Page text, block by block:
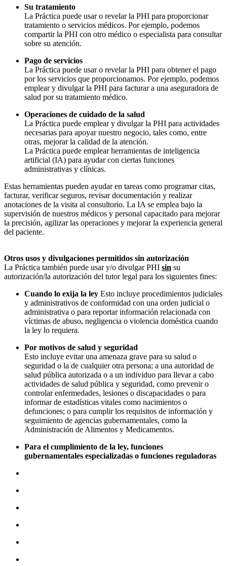
Su tratamiento
La Práctica puede usar o revelar la PHI para proporcionar
tratamiento o servicios médicos. Por ejemplo, podemos
compartir la PHI con otro médico o especialista para consultar
sobre su atención.
Pago de servicios
La Práctica puede usar o revelar la PHI para obtener el pago
por los servicios que proporcionamos. Por ejemplo, podemos
emplear y divulgar la PHI para facturar a una aseguradora de
salud por su tratamiento médico.
Operaciones de cuidado de la salud
La Práctica puede emplear y divulgar la PHI para actividades
necesarias para apoyar nuestro negocio, tales como, entre
otras, mejorar la calidad de la atención.
La Práctica puede emplear herramientas de inteligencia
artificial (IA) para ayudar con ciertas funciones
administrativas y clínicas.
Estas herramientas pueden ayudar en tareas como programar citas,
facturar, verificar seguros, revisar documentación y realizar
anotaciones de la visita al consultorio. La IA se emplea bajo la
supervisión de nuestros médicos y personal capacitado para mejorar
la precisión, agilizar las operaciones y mejorar la experiencia general
del paciente.
Otros usos y divulgaciones permitidos sin autorización
La Práctica también puede usar y/o divulgar PHI sin su
autorización/la autorización del tutor legal para los siguientes fines:
Cuando lo exija la ley Esto incluye procedimientos judiciales
y administrativos de conformidad con una orden judicial o
administrativa o para reportar información relacionada con
víctimas de abuso, negligencia o violencia doméstica cuando
la ley lo requiera.
Por motivos de salud y seguridad
Esto incluye evitar una amenaza grave para su salud o
seguridad o la de cualquier otra persona; a una autoridad de
salud pública autorizada o a un individuo para llevar a cabo
actividades de salud pública y seguridad, como prevenir o
controlar enfermedades, lesiones o discapacidades o para
informar de estadísticas vitales como nacimientos o
defunciones; o para cumplir los requisitos de información y
seguimiento de agencias gubernamentales, como la
Administración de Alimentos y Medicamentos.
Para el cumplimiento de la ley, funciones
gubernamentales especializadas o funciones reguladoras